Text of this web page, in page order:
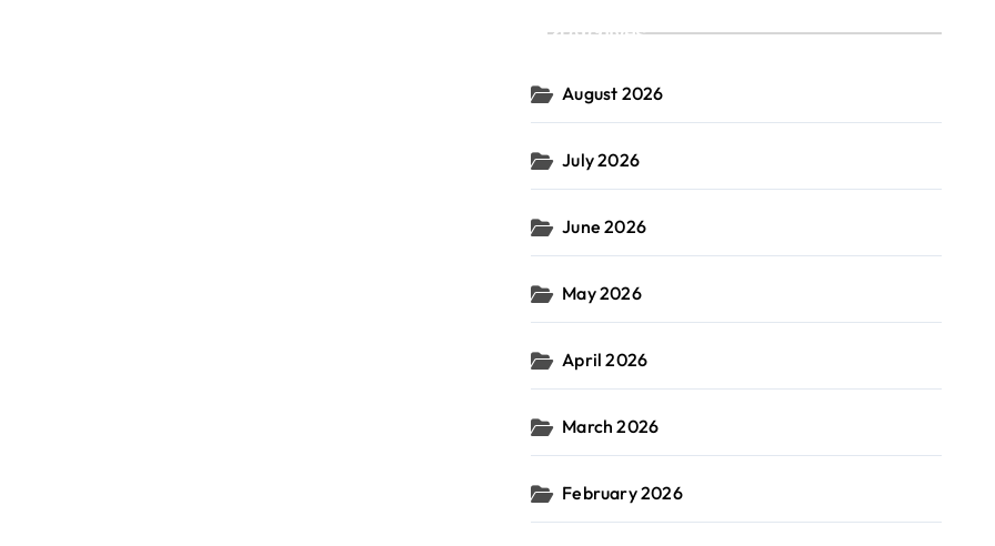
Archives
August 2026
July 2026
June 2026
May 2026
April 2026
March 2026
February 2026